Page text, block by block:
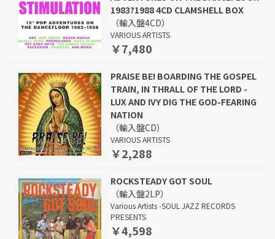
1983?1988 4CD CLAMSHELL BOX
（輸入盤4CD）
VARIOUS ARTISTS
￥7,480
PRAISE BE! BOARDING THE GOSPEL
TRAIN, IN THRALL OF THE LORD -
LUX AND IVY DIG THE GOD-FEARING
NATION
（輸入盤CD）
VARIOUS ARTISTS
￥2,288
ROCKSTEADY GOT SOUL
（輸入盤2LP）
Various Artists -SOUL JAZZ RECORDS
PRESENTS
￥4,598